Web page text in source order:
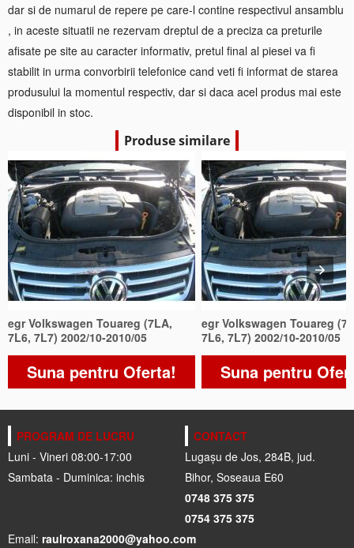
dar si de numarul de repere pe care-l contine respectivul ansamblu
, in aceste situatii ne rezervam dreptul de a preciza ca preturile
afisate pe site au caracter informativ, pretul final al piesei va fi
stabilit in urma convorbirii telefonice cand veti fi informat de starea
produsului la momentul respectiv, dar si daca acel produs mai este
disponibil in stoc.
Produse similare
egr Volkswagen Touareg (7LA,
7L6, 7L7) 2002/10-2010/05
Suna pentru Oferta!
egr Volkswagen Touareg
7L6, 7L7) 2002/10-2010/05
Suna pentru
PROGRAM DE LUCRU
Luni - Vineri 08:00-17:00
Sambata - Duminica: inchis
CONTACT
Lugașu de Jos, 284B, jud.
Bihor, Soseaua E60
0748 375 375
0754 375 375
Email: raulroxana2000@yahoo.com